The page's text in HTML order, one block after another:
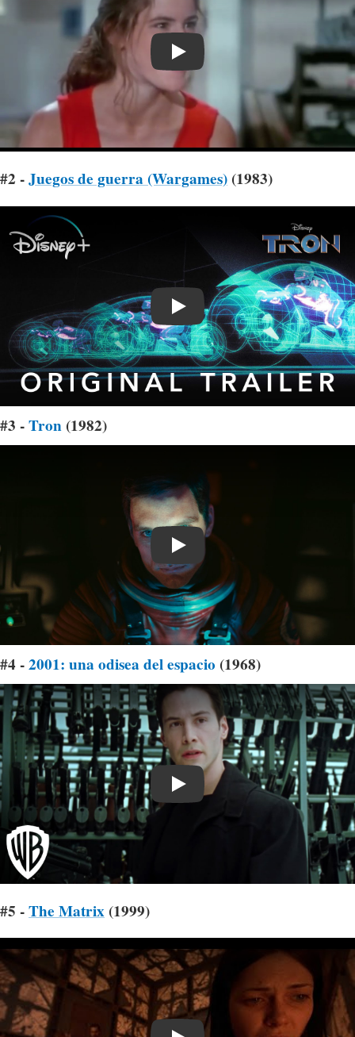
Play
#2 -Juegos de guerra (Wargames) (1983)
Play
#3 -Tron (1982)
Play
#4 -2001: una odisea del espacio (1968)
Play
#5 -The Matrix (1999)